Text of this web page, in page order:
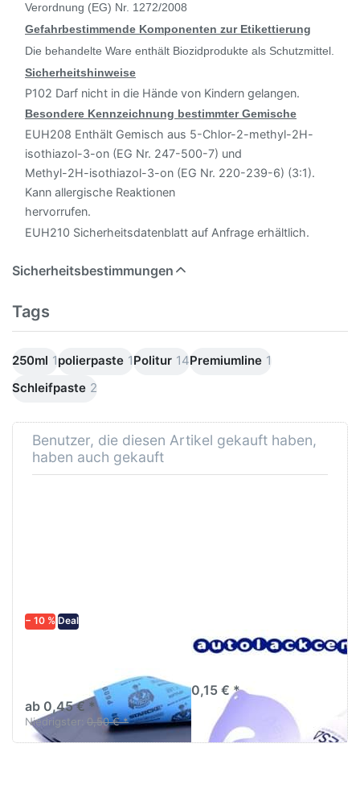
Verordnung (EG) Nr. 1272/2008
Gefahrbestimmende Komponenten zur Etikettierung
Die behandelte Ware enthält Biozidprodukte als Schutzmittel.
Sicherheitshinweise
P102 Darf nicht in die Hände von Kindern gelangen.
Besondere Kennzeichnung bestimmter Gemische
EUH208 Enthält Gemisch aus 5-Chlor-2-methyl-2H-
isothiazol-3-on (EG Nr. 247-500-7) und
Methyl-2H-isothiazol-3-on (EG Nr. 220-239-6) (3:1).
Kann allergische Reaktionen
hervorrufen.
EUH210 Sicherheitsdatenblatt auf Anfrage erhältlich.
Sicherheitsbestimmungen
Tags
250ml 1polierpaste 1Politur 14Premiumline 1
Schleifpaste 2
Benutzer, die diesen Artikel gekauft haben,
haben auch gekauft
− 10 % Deal
diversen Körnungen
ab 0,45 € *
Niedrigster: 0,50 € *
Lacksiebe, Faltsiebe,
0,15 € *